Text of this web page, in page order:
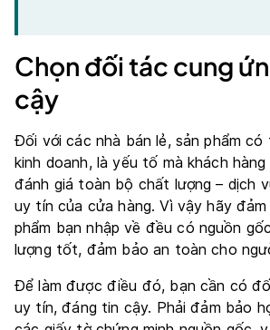
Chọn đối tác cung
cậy
Đối với các nhà bán lẻ, sản phẩm
kinh doanh, là yếu tố mà khách
đánh giá toàn bộ chất lượng – dịch
uy tín của cửa hàng. Vì vậy hãy
phẩm bạn nhập về đều có nguồn
lượng tốt, đảm bảo an toàn cho
Để làm được điều đó, bạn cần có
uy tín, đáng tin cậy. Phải đảm bảo